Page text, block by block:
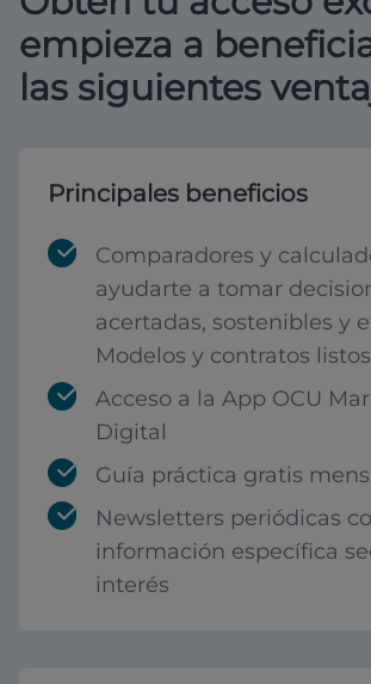
empieza a
las siguientes
Principales beneficios
Comparadores y
ayudarte a tomar
acertadas, sostenibles y
Modelos y contratos
Acceso a la App OCU
Digital
Guía práctica gratis
Newsletters periódicas
información específica
interés